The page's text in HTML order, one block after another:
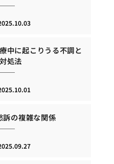
中に起こりうる不調と
処法
訴の複雑な関係